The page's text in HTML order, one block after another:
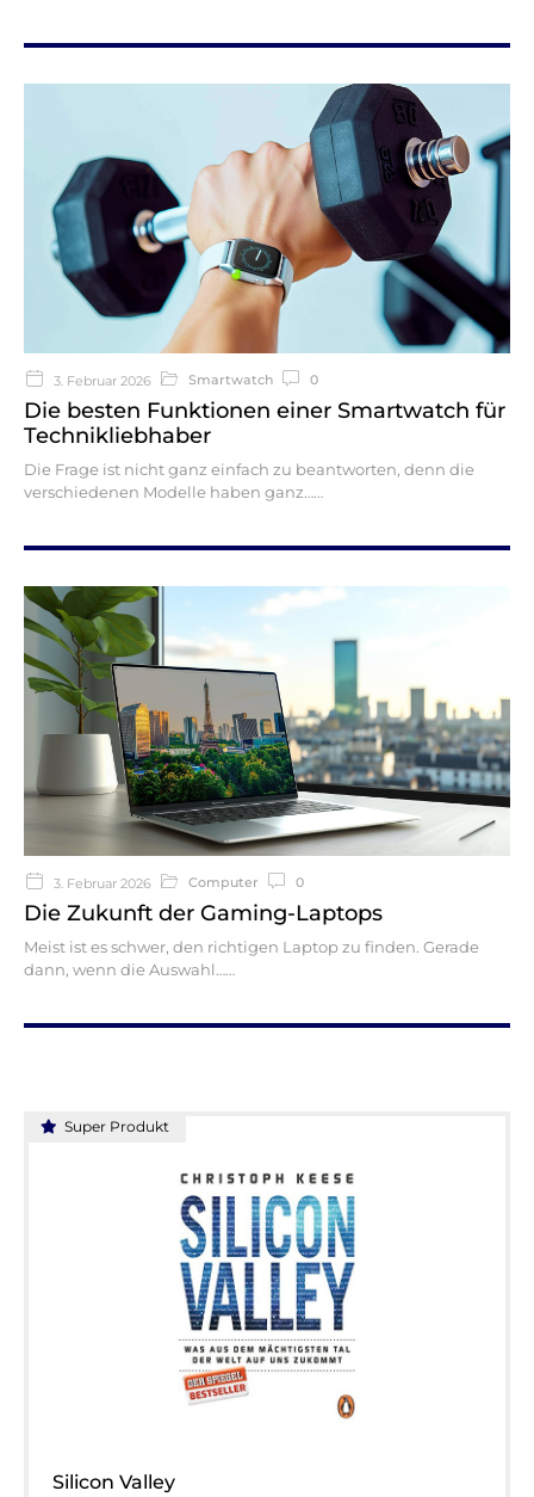
3. Februar 2026 Smartwatch 0
Die besten Funktionen einer Smartwatch für
Technikliebhaber
Die Frage ist nicht ganz einfach zu beantworten, denn die
verschiedenen Modelle haben ganz…
3. Februar 2026 Computer 0
Die Zukunft der Gaming-Laptops
Meist ist es schwer, den richtigen Laptop zu finden. Gerade
dann, wenn die Auswahl…
Silicon Valley
Super Produkt